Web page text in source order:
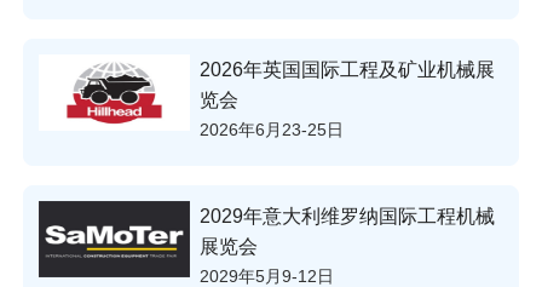
2026年英国国际工程及矿业机械展
览会
2026年6月23-25日
2029年意大利维罗纳国际工程机械
展览会
2029年5月9-12日